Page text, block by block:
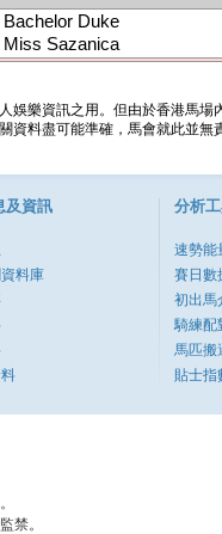
Duke
Sazanica
娛樂資訊之用。但由於香港馬
資料盡可能準確，馬會就此並
及資訊
料庫
分析
速勢能
賽日數
初出馬
騎練配
馬匹搬
貼士指
禁。